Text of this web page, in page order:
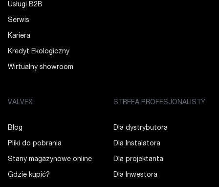
Usługi B2B
Serwis
Kariera
Kredyt Ekologiczny
Wirtualny showroom
VALVEX
Blog
Pliki do pobrania
Stany magazynowe online
Gdzie kupić?
STREFA PROFESJONALISTY
Dla dystrybutora
Dla Instalatora
Dla projektanta
Dla Inwestora